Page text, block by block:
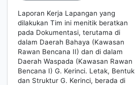
Laporan Kerja Lapangan yang
dilakukan Tim ini menitik beratkan
pada Dokumentasi, terutama di
dalam Daerah Bahaya (Kawasan
Rawan Bencana II) dan di dalam
Daerah Waspada (Kawasan Rawan
Bencana I) G. Kerinci. Letak, Bentuk
dan Struktur G. Kerinci, berada di